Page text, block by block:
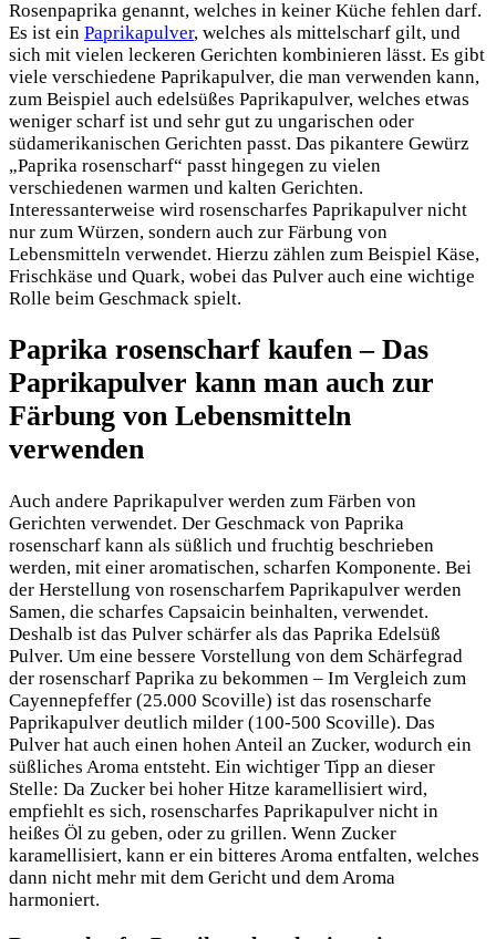
Rosenpaprika genannt, welches in keiner Küche fehlen darf.
Es ist ein Paprikapulver, welches als mittelscharf gilt, und
sich mit vielen leckeren Gerichten kombinieren lässt. Es gibt
viele verschiedene Paprikapulver, die man verwenden kann,
zum Beispiel auch edelsüßes Paprikapulver, welches etwas
weniger scharf ist und sehr gut zu ungarischen oder
südamerikanischen Gerichten passt. Das pikantere Gewürz
„Paprika rosenscharf“ passt hingegen zu vielen
verschiedenen warmen und kalten Gerichten.
Interessanterweise wird rosenscharfes Paprikapulver nicht
nur zum Würzen, sondern auch zur Färbung von
Lebensmitteln verwendet. Hierzu zählen zum Beispiel Käse,
Frischkäse und Quark, wobei das Pulver auch eine wichtige
Rolle beim Geschmack spielt.
Paprika rosenscharf kaufen – Das
Paprikapulver kann man auch zur
Färbung von Lebensmitteln
verwenden
Auch andere Paprikapulver werden zum Färben von
Gerichten verwendet. Der Geschmack von Paprika
rosenscharf kann als süßlich und fruchtig beschrieben
werden, mit einer aromatischen, scharfen Komponente. Bei
der Herstellung von rosenscharfem Paprikapulver werden
Samen, die scharfes Capsaicin beinhalten, verwendet.
Deshalb ist das Pulver schärfer als das Paprika Edelsüß
Pulver. Um eine bessere Vorstellung von dem Schärfegrad
der rosenscharf Paprika zu bekommen – Im Vergleich zum
Cayennepfeffer (25.000 Scoville) ist das rosenscharfe
Paprikapulver deutlich milder (100-500 Scoville). Das
Pulver hat auch einen hohen Anteil an Zucker, wodurch ein
süßliches Aroma entsteht. Ein wichtiger Tipp an dieser
Stelle: Da Zucker bei hoher Hitze karamellisiert wird,
empfiehlt es sich, rosenscharfes Paprikapulver nicht in
heißes Öl zu geben, oder zu grillen. Wenn Zucker
karamellisiert, kann er ein bitteres Aroma entfalten, welches
dann nicht mehr mit dem Gericht und dem Aroma
harmoniert.